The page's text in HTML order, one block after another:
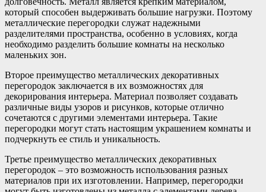
который способен выдерживать большие нагрузки. Поэтому
металлические перегородки служат надежными
разделителями пространства, особенно в условиях, когда
необходимо разделить большие комнаты на несколько
маленьких зон.
Второе преимущество металлических декоративных
перегородок заключается в их возможностях для
декорирования интерьера. Материал позволяет создавать
различные виды узоров и рисунков, которые отлично
сочетаются с другими элементами интерьера. Такие
перегородки могут стать настоящим украшением комнаты и
подчеркнуть ее стиль и уникальность.
Третье преимущество металлических декоративных
перегородок – это возможность использования разных
материалов при их изготовлении. Например, перегородки